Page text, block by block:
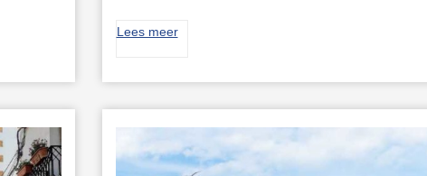
Lees meer